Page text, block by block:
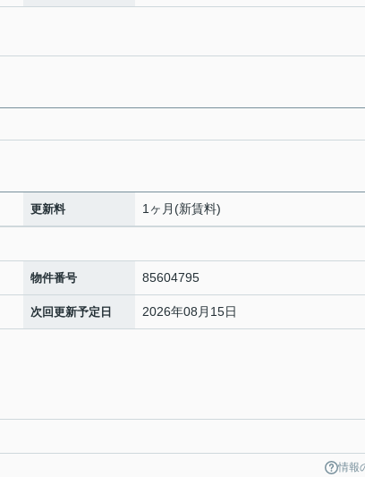
更新料 1ヶ月(新賃料)
物件番号 85604795
次回更新予定日 2026年08月15日
情報